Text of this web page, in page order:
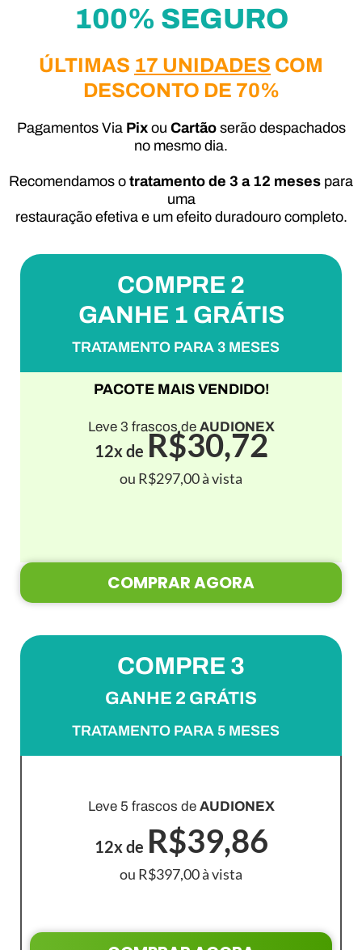
100% SEGURO
ÚLTIMAS 17 UNIDADES COM
DESCONTO DE 70%
Pagamentos Via Pixou Cartão serão despachados
no mesmo dia.
Recomendamos o tratamento de 3 a 12 meses para
uma
restauração efetiva e um efeito duradouro completo.
COMPRE 2
GANHE 1 GRÁTIS
TRATAMENTO PARA 3 MESES
PACOTE MAIS VENDIDO!
Leve 3 frascos de AUDIONEX
12x de R$30,72
ou R$297,00 à vista
COMPRAR AGORA
COMPRE 3
GANHE 2 GRÁTIS
TRATAMENTO PARA 5 MESES
Leve 5 frascos de AUDIONEX
12x de R$39,86
ou R$397,00 à vista